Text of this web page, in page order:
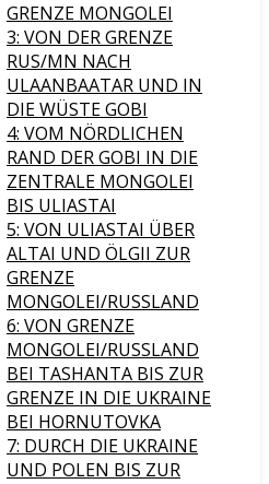
GRENZE MONGOLEI
3: VON DER GRENZE
RUS/MN NACH
ULAANBAATAR UND IN
DIE WÜSTE GOBI
4: VOM NÖRDLICHEN
RAND DER GOBI IN DIE
ZENTRALE MONGOLEI
BIS ULIASTAI
5: VON ULIASTAI ÜBER
ALTAI UND ÖLGII ZUR
GRENZE
MONGOLEI/RUSSLAND
6: VON GRENZE
MONGOLEI/RUSSLAND
BEI TASHANTA BIS ZUR
GRENZE IN DIE UKRAINE
BEI HORNUTOVKA
7: DURCH DIE UKRAINE
UND POLEN BIS ZUR